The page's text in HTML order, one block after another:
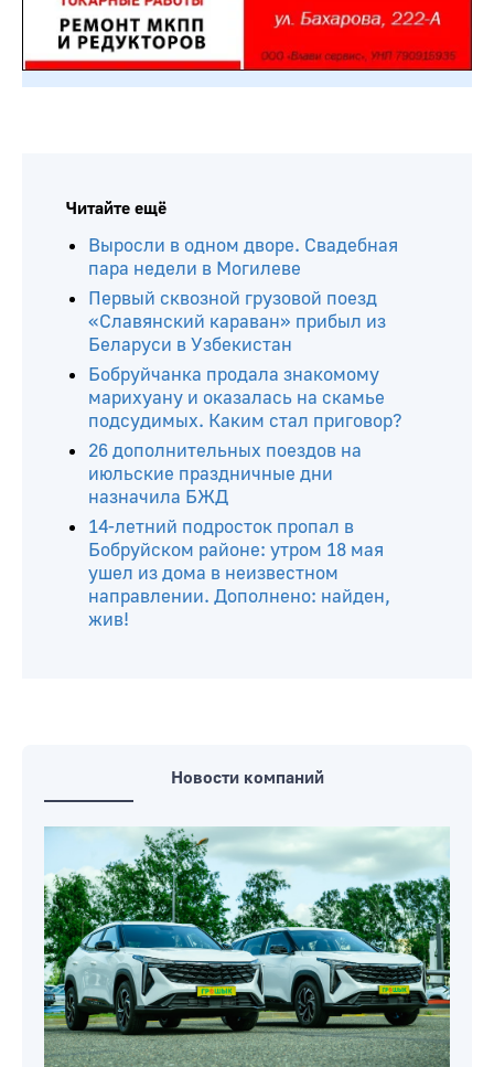
Читайте ещё
Выросли в одном дворе. Свадебная
пара недели в Могилеве
Первый сквозной грузовой поезд
«Славянский караван» прибыл из
Беларуси в Узбекистан
Бобруйчанка продала знакомому
марихуану и оказалась на скамье
подсудимых. Каким стал приговор?
26 дополнительных поездов на
июльские праздничные дни
назначила БЖД
14-летний подросток пропал в
Бобруйском районе: утром 18 мая
ушел из дома в неизвестном
направлении. Дополнено: найден,
жив!
Новости компаний